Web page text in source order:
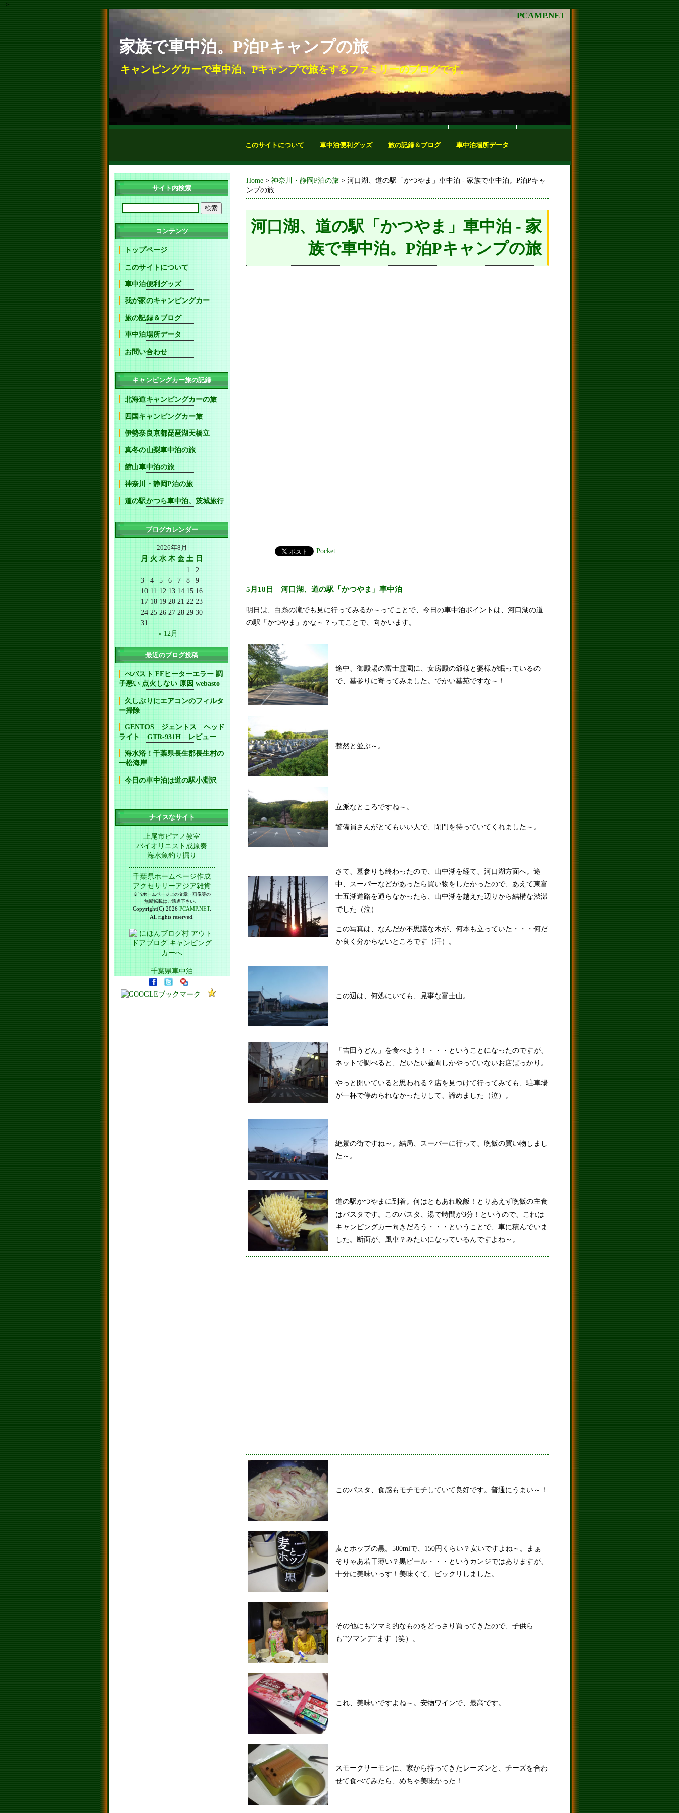
-->
家族で車中泊。P泊Pキャンプの旅
キャンピングカーで車中泊、Pキャンプで旅をするファミリーのブログです。
PCAMP.NET
このサイトについて 車中泊便利グッズ 旅の記録＆ブログ 車中泊場所データ
Home > 神奈川・静岡P泊の旅 > 河口湖、道の駅「かつやま」車中泊 - 家族で車中泊。P泊Pキャ
ンプの旅
河口湖、道の駅「かつやま」車中泊 - 家
族で車中泊。P泊Pキャンプの旅
Pocket
5月18日 河口湖、道の駅「かつやま」車中泊
明日は、白糸の滝でも見に行ってみるか～ってことで、今日の車中泊ポイントは、河口湖の道
の駅「かつやま」かな～？ってことで、向かいます。
途中、御殿場の富士霊園に、女房殿の爺様と婆様が眠っているの
で、墓参りに寄ってみました。でかい墓苑ですな～！
整然と並ぶ～。
立派なところですね～。
警備員さんがとてもいい人で、閉門を待っていてくれました～。
さて、墓参りも終わったので、山中湖を経て、河口湖方面へ。途
中、スーパーなどがあったら買い物をしたかったので、あえて東富
士五湖道路を通らなかったら、山中湖を越えた辺りから結構な渋滞
でした（泣）
この写真は、なんだか不思議な木が、何本も立っていた・・・何だ
か良く分からないところです（汗）。
この辺は、何処にいても、見事な富士山。
「吉田うどん」を食べよう！・・・ということになったのですが、
ネットで調べると、だいたい昼間しかやっていないお店ばっかり。
やっと開いていると思われる？店を見つけて行ってみても、駐車場
が一杯で停められなかったりして、諦めました（泣）。
絶景の街ですね～。結局、スーパーに行って、晩飯の買い物しまし
た～。
道の駅かつやまに到着。何はともあれ晩飯！とりあえず晩飯の主食
はパスタです。このパスタ、湯で時間が3分！というので、これは
キャンピングカー向きだろう・・・ということで、車に積んでいま
した。断面が、風車？みたいになっているんですよね～。
このパスタ、食感もモチモチしていて良好です。普通にうまい～！
麦とホップの黒。500mlで、150円くらい？安いですよね～。まぁ
そりゃあ若干薄い？黒ビール・・・というカンジではありますが、
十分に美味いっす！美味くて、ビックリしました。
その他にもツマミ的なものをどっさり買ってきたので、子供ら
も”ツマンデ”ます（笑）。
これ、美味いですよね～。安物ワインで、最高です。
スモークサーモンに、家から持ってきたレーズンと、チーズを合わ
せて食べてみたら、めちゃ美味かった！
サイト内検索
コンテンツ
トップページ
このサイトについて
車中泊便利グッズ
我が家のキャンピングカー
旅の記録＆ブログ
車中泊場所データ
お問い合わせ
キャンピングカー旅の記録
北海道キャンピングカーの旅
四国キャンピングカー旅
伊勢奈良京都琵琶湖天橋立
真冬の山梨車中泊の旅
館山車中泊の旅
神奈川・静岡P泊の旅
道の駅かつら車中泊、茨城旅行
ブログカレンダー
2026年8月
月 火 水 木 金 土 日
1
2
3
4 5 6 7 8
9
10 11 12 13 14 15 16
17 18 19 20 21 22 23
24 25 26 27 28 29 30
31
« 12月
最近のブログ投稿
べバスト FFヒーターエラー 調
子悪い 点火しない 原因 webasto
久しぶりにエアコンのフィルタ
ー掃除
GENTOS ジェントス ヘッド
ライト GTR-931H レビュー
海水浴！千葉県長生郡長生村の
一松海岸
今日の車中泊は道の駅小淵沢
ナイスなサイト
上尾市ピアノ教室
バイオリニスト成原奏
海水魚釣り掘り
千葉県ホームページ作成
アクセサリーアジア雑貨
※当ホームページ上の文章・画像等の
無断転載はご遠慮下さい。
Copyright(C) 2026 PCAMP.NET.
All rights reserved.
千葉県車中泊